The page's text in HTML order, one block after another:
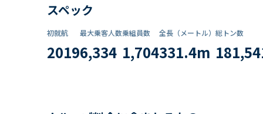
スペック
初就航
2019
最大乗客人数
6,334
乗組員数​
1,704
全長（メートル）
331.4m
総トン数​